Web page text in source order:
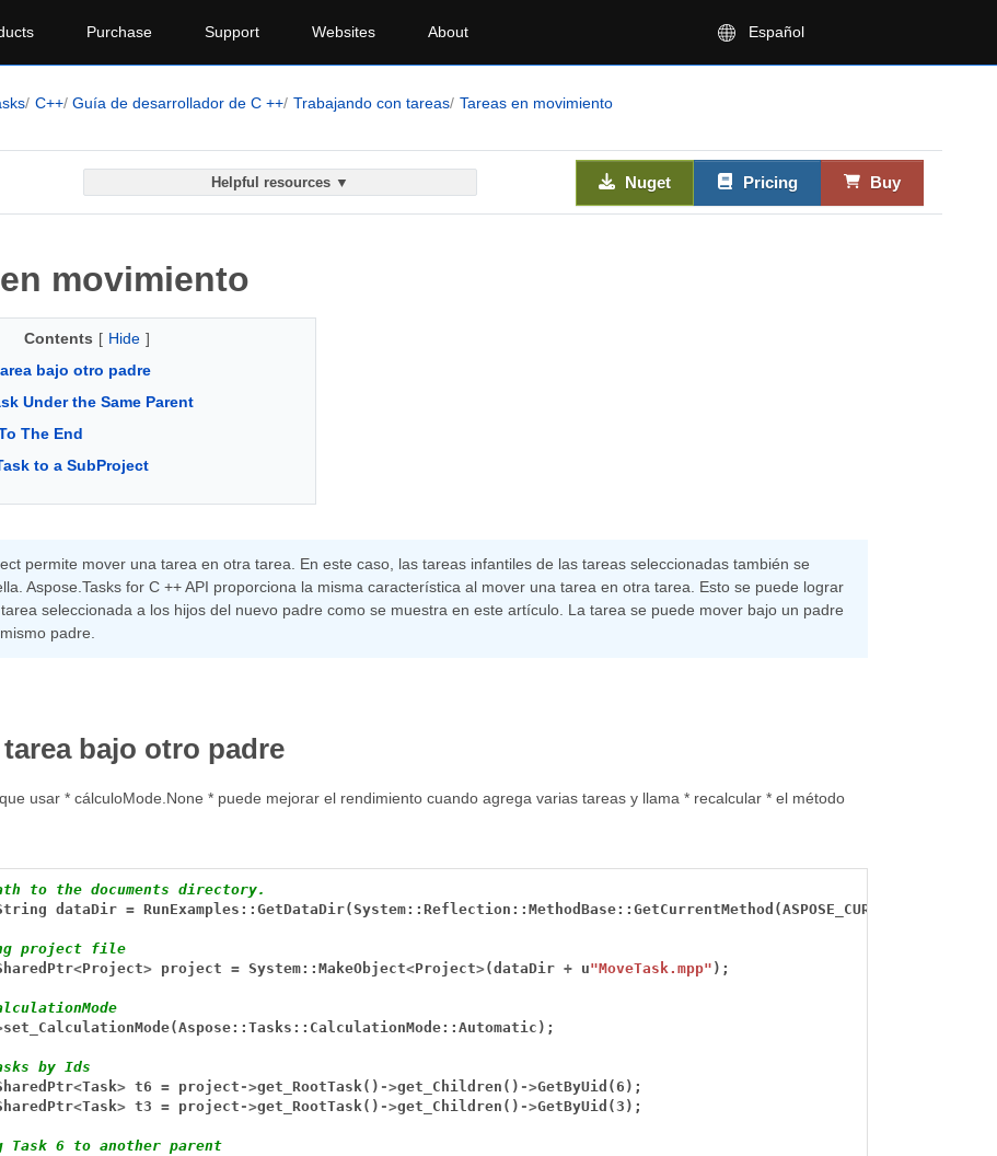
Purchase Support Websites About Español
C++ Guía de desarrollador de C ++ Trabajando con tareas Tareas en movimiento
Helpful resources ▼ Nuget Pricing Buy
movimiento
Contents [ Hide ]
bajo otro padre
Under the Same Parent
The End
to a SubProject
permite mover una tarea en otra tarea. En este caso, las tareas infantiles de las tareas seleccionadas también se
Aspose.Tasks for C ++ API proporciona la misma característica al mover una tarea en otra tarea. Esto se puede lograr
seleccionada a los hijos del nuevo padre como se muestra en este artículo. La tarea se puede mover bajo un padre
padre.
tarea bajo otro padre
usar * cálculoMode.None * puede mejorar el rendimiento cuando agrega varias tareas y llama * recalcular * el método
to the documents directory.
dataDir = RunExamples::GetDataDir(System::Reflection::MethodBase::GetCurrentMethod(ASPOSE_CURRENT_FUNCTION)
project file
<Project> project = System::MakeObject<Project>(dataDir + u"MoveTask.mpp" );
set_CalculationMode(Aspose::Tasks::CalculationMode::Automatic);
by Ids
<Task> t6 = project ->get_RootTask() ->get_Children() ->GetByUid(6);
<Task> t3 = project ->get_RootTask() ->get_Children() ->GetByUid(3);
Task 6 to another parent